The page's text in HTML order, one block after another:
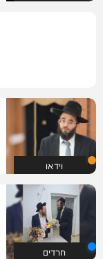
וידאו
חרדים